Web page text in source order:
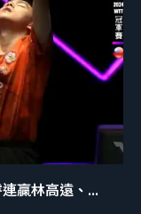
贏林高遠、...